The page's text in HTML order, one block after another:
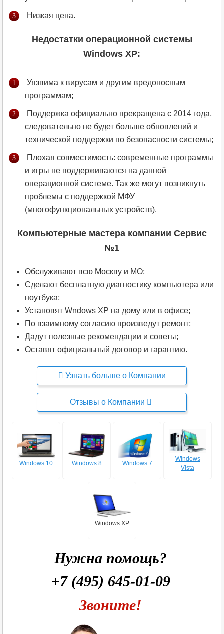
Низкая цена.
Недостатки операционной системы
Windows XP:
Уязвима к вирусам и другим вредоносным
программам;
Поддержка официально прекращена c 2014 года,
следовательно не будет больше обновлений и
технической поддержки по безопасности системы;
Плохая совместимость: современные программы
и игры не поддерживаются на данной
операционной системе. Так же могут возникнуть
проблемы с поддержкой МФУ
(многофункциональных устройств).
Компьютерные мастера компании Сервис
№1
Обслуживают всю Москву и МО;
Сделают бесплатную диагностику компьютера или
ноутбука;
Установят Wndows XP на дому или в офисе;
По взаимному согласию произведут ремонт;
Дадут полезные рекомендации и советы;
Оставят официальный договор и гарантию.
Узнать больше о Компании
Отзывы о Компании
Windows 10 Windows 8 Windows 7
Windows
Vista
Windows XP
Нужна помощь?
+7 (495) 645-01-09
Звоните!